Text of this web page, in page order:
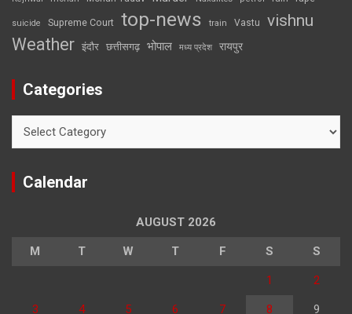
suicide Supreme Court top-news train Vastu vishnu
Weather इंदौर छत्तीसगढ़ भोपाल मध्य प्रदेश रायपुर
Categories
Calendar
AUGUST 2026
M T W T F S S
1 2
3 4 5 6 7 8 9